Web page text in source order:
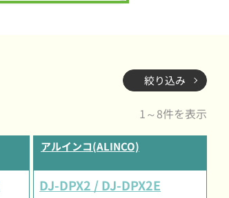
絞り込み
1～8件を表示
アルインコ(ALINCO)
DJ-DPX2 / DJ-DPX2E